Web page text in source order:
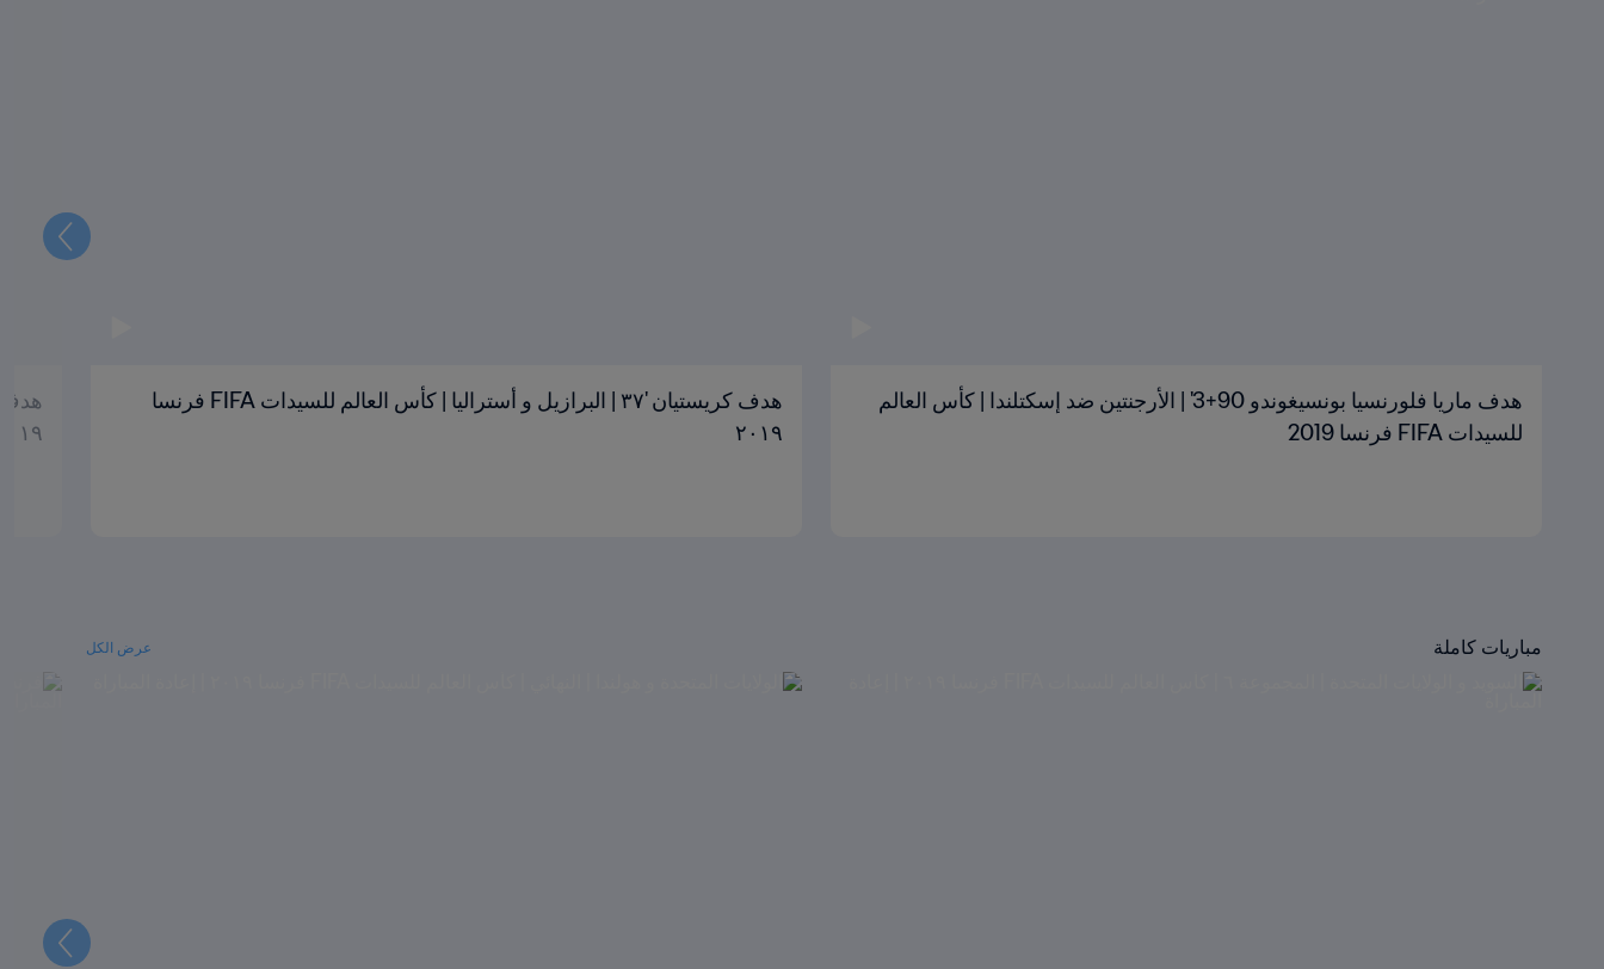
هدف ماريا فلورنسيا بونسيغوندو 90+3' | الأرجنتين ضد إسكتلندا | كأس العالم
للسيدات FIFA فرنسا 2019
هدف كريستيان '٣٧ | البرازيل و أستراليا | كأس العالم للسيدات FIFA فرنسا
٢٠١٩
التالي
مباريات كاملة عرض الكل
التالي